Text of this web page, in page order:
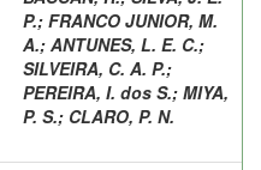
P.; FRANCO JUNIOR, M.
A.; ANTUNES, L. E. C.;
SILVEIRA, C. A. P.;
PEREIRA, I. dos S.; MIYA,
P. S.; CLARO, P. N.